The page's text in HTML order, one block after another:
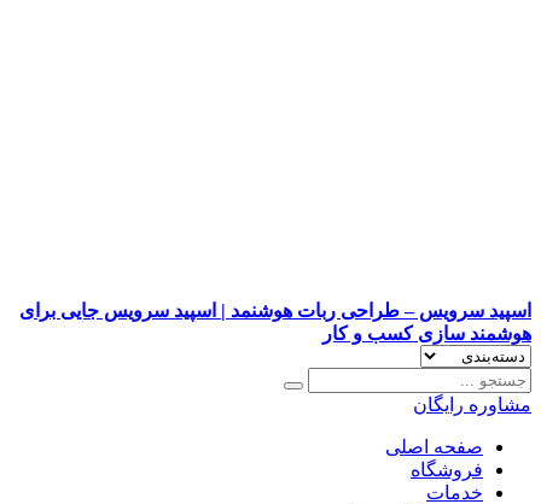
اسپید سرویس – طراحی ربات هوشنمد | اسپید سرویس جایی برای
هوشمند سازی کسب و کار
مشاوره رایگان
صفحه اصلی
فروشگاه
خدمات